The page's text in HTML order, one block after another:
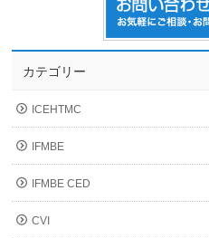
カテゴリー
ICEHTMC
IFMBE
IFMBE CED
CVI